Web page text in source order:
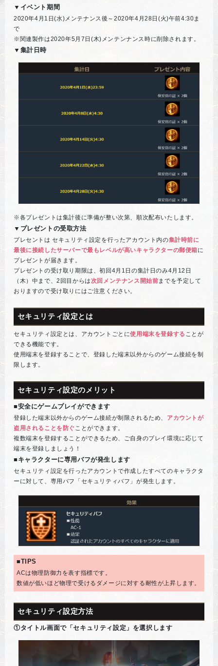
▼イベント期間
2020年4月1日(水)メンテナンス後～2020年4月28日(火)午前4:30ま
で
※関連製作は2020年5月7日(木)メンテンナンス時に削除されます。
▼集計日時
※各プレゼントは集計後に準備が整い次第、順次配布いたします。
▼プレゼントの受取方法
プレセントは セキュリティ設定を行ったアカウント内の集計時前に
最後に接続したサーバーで最もレベルが高いキャラクターの郵便箱に
プレゼントが届きます。
プレゼントの受け取り期限は、初回4月1日の集計日のみ4月12日
（木）中まで、2回目からは次回メンテナンス開始前までを予定して
おりますので受け取りにはご注意ください。
セキュリティ設定とは
セキュリティ設定とは、アカウントごとに使用端末を登録する ことが
できる機能です。
使用端末を登録することで、登録した端末以外からのゲーム接続を制
限します。
セキュリティ設定のメリット
■安全にゲームプレイができます
登録した端末以外からのゲーム接続が制限されるため、 アカウントが
盗用されることを防ぐことができます。
複数端末を登録することができるため、ご自身のプレイ環境に応じて
端末を登録しましょう！
■キャラクターに専用バフが発生します
セキュリティ設定を行ったアカウントで作成したすべてのキャラクタ
ーに対して、専用バフ「セキュリティバフ」が発生します。
■TIPS
ACは物理防御力を表す指標です。
数値が低いほど物理で受けるダメージに対する耐性が上昇します。
セキュリティ設定方法
①タイトル画面で「セキュリティ設定」を選択します